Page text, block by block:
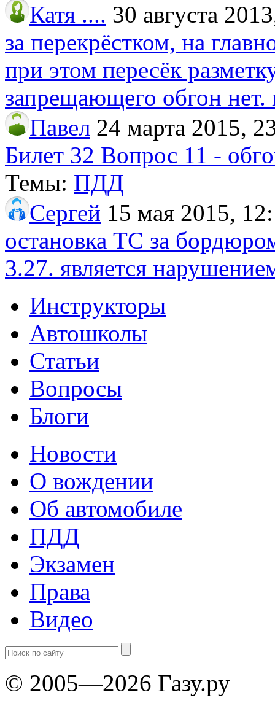
Катя .... 30 августа
за перекрёстком, на
при этом пересёк
запрещающего обгон
Павел 24 марта 2015,
Билет 32 Вопрос 11 -
Темы: ПДД
Сергей 15 мая 2015,
остановка ТС за
3.27. является
Инструкторы
Автошколы
Статьи
Вопросы
Блоги
Новости
О вождении
Об автомобиле
ПДД
Экзамен
Права
Видео
© 2005—2026 Газу.ру